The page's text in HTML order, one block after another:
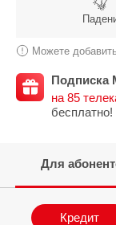
Можете
Подписка
на 85
бесплатно!
Для
Кредит